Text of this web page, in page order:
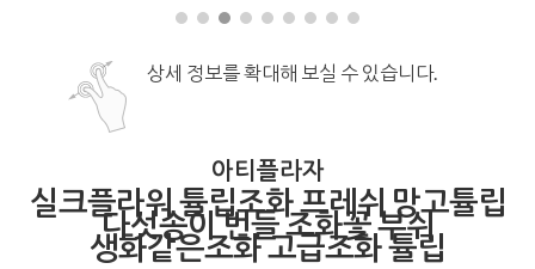
상세 정보를 확대해 보실 수 있습니다.
아티플라자
실크플라워 튤립조화 프레쉬 망고튤립
다섯송이 번들 조화꽃 부쉬
생화같은조화 고급조화 튤립